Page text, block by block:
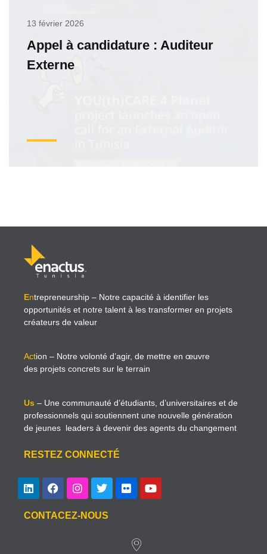
13 février 2026
Appel à candidature : Auditeur
Externe
Entrepreneurship – Notre capacité à identifier les
opportunités et notre talent à les transformer en projets
créateurs de valeur
Action – Notre volonté d’agir, de mettre en œuvre
des projets concrets sur le terrain
Us – Une communauté d’étudiants, d’universitaires et de
professionnels qui soutiennent une nouvelle génération
de jeunes leaders à devenir des agents du changement
RESTEZ CONNECTÉ
CONTACEZ-NOUS